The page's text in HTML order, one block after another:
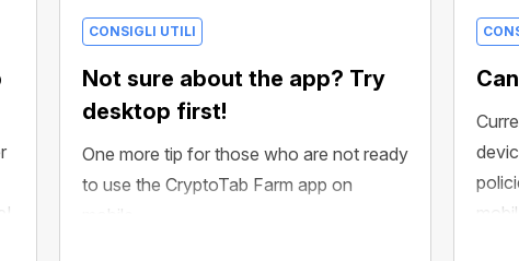
CONSIGLI UTILI
Not sure about the app? Try
desktop first!
One more tip for those who are not ready
to use the CryptoTab Farm app on
mobile.